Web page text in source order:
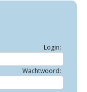
Login:
Wachtwoord: